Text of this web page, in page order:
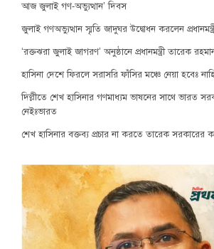
আজ জুলাই গণ-অভ্যুত্থান’ দিবস
জুলাই গণঅভ্যুত্থান স্মৃতি জাদুঘর উদ্বোধন করলেন
‘রক্তঝরা জুলাই জাগরণ’ অনুষ্ঠানে প্রধানমন্ত্রী তারেক
হাসিনা দেশে ফিরলে সরাসরি ফাঁসির মঞ্চে নেয়া হবেঃ
দিল্লীতে শেখ হাসিনার গণমাধ্যম ভাষনের সাথে ভারত
নেইঃভারত
শেখ হাসিনার বক্তব্য প্রচার না করতে তারেক সরকারের